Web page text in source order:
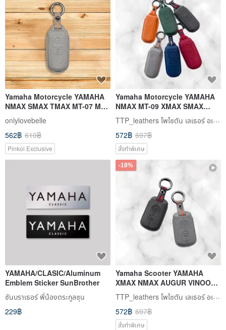
Yamaha Motorcycle YAMAHA
NMAX SMAX TMAX MT-07 MT-
09 XMAX Motorcycle Keys
onlylovebelle
562฿ 610฿
Pinkoi Exclusive
Yamaha Motorcycle YAMAHA
NMAX MT-09 XMAX SMAX
TMAX Yamaha Motorcycle Key
Cover Key
TTP_leathers โพไซตัน เลเธอร์ อเทลิเยร์
572฿ 697฿
สั่งทำพิเศษ
YAMAHA/CLASIC/Aluminum
Emblem Sticker SunBrother
ซันบราเธอร์ พี่น้องตระกูลซุน
229฿
-18%
Yamaha Scooter YAMAHA
XMAX NMAX AUGUR VINOORA
Cygnus X XR Force 155 Key
TTP_leathers โพไซตัน เลเธอร์ อเทลิเยร์
572฿ 697฿
สั่งทำพิเศษ